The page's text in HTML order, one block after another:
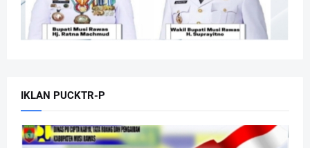
IKLAN PUCKTR-P